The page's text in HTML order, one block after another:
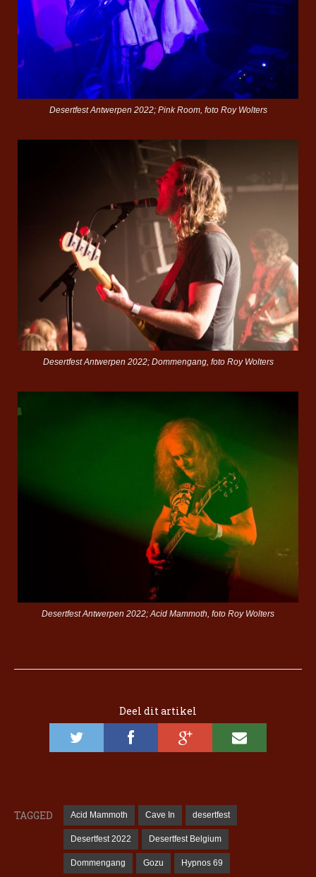
Desertfest Antwerpen 2022; Pink Room, foto Roy Wolters
Desertfest Antwerpen 2022; Dommengang, foto Roy Wolters
Desertfest Antwerpen 2022; Acid Mammoth, foto Roy Wolters
Deel dit artikel
TAGGED Acid Mammoth Cave In desertfest
Desertfest 2022 Desertfest Belgium
Dommengang Gozu Hypnos 69